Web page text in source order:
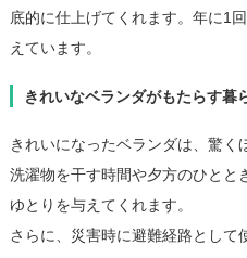
底的に仕上げてくれます。年に1
えています。
きれいなベランダがもたらす暮
きれいになったベランダは、驚く
洗濯物を干す時間や夕方のひとと
ゆとりを与えてくれます。
さらに、災害時に避難経路として